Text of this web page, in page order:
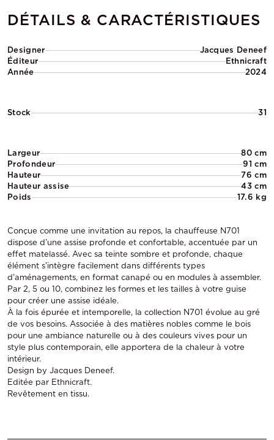
DÉTAILS & CARACTÉRISTIQUES
Designer
Jacques Deneef
Éditeur
Ethnicraft
Année
2024
Stock 31
Largeur
80 cm
Profondeur
91 cm
Hauteur
76 cm
Hauteur assise
43 cm
Poids
17.6 kg
Conçue comme une invitation au repos, la chauffeuse N701
dispose d’une assise profonde et confortable, accentuée par un
effet matelassé. Avec sa teinte sombre et profonde, chaque
élément s’intègre facilement dans différents types
d’aménagements, en format canapé ou en modules à assembler.
Par 2, 5 ou 10, combinez les formes et les tailles à votre guise
pour créer une assise idéale.
À la fois épurée et intemporelle, la collection N701 évolue au gré
de vos besoins. Associée à des matières nobles comme le bois
pour une ambiance naturelle ou à des couleurs vives pour un
style plus contemporain, elle apportera de la chaleur à votre
intérieur.
Design by Jacques Deneef.
Editée par Ethnicraft.
Revêtement en tissu.